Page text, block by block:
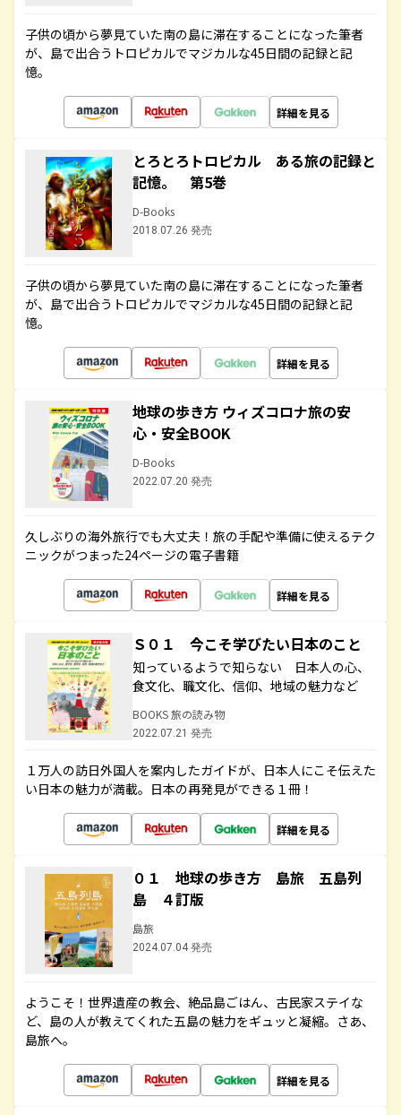
子供の頃から夢見ていた南の島に滞在することになった筆者
が、島で出合うトロピカルでマジカルな45日間の記録と記
憶。
詳細を見る
とろとろトロピカル ある旅の記録と
記憶。 第5巻
D-Books
2018.07.26 発売
子供の頃から夢見ていた南の島に滞在することになった筆者
が、島で出合うトロピカルでマジカルな45日間の記録と記
憶。
詳細を見る
地球の歩き方 ウィズコロナ旅の安
心・安全BOOK
D-Books
2022.07.20 発売
久しぶりの海外旅行でも大丈夫！旅の手配や準備に使えるテク
ニックがつまった24ページの電子書籍
詳細を見る
Ｓ０１ 今こそ学びたい日本のこと
知っているようで知らない 日本人の心、
食文化、職文化、信仰、地域の魅力など
BOOKS 旅の読み物
2022.07.21 発売
１万人の訪日外国人を案内したガイドが、日本人にこそ伝えた
い日本の魅力が満載。日本の再発見ができる１冊！
詳細を見る
０１ 地球の歩き方 島旅 五島列
島 ４訂版
島旅
2024.07.04 発売
ようこそ！世界遺産の教会、絶品島ごはん、古民家ステイな
ど、島の人が教えてくれた五島の魅力をギュッと凝縮。さあ、
島旅へ。
詳細を見る